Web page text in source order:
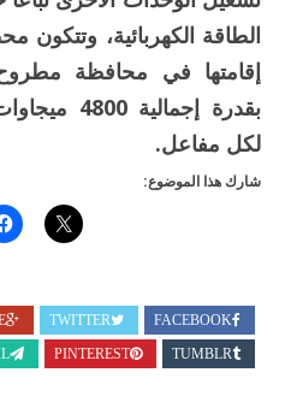
الطاقة الكهربائية، وتتكون
لكل مفاعل.
شارك هذا الموضوع:
FACEBOOK
TWITTER
TUMBLR
PINTEREST